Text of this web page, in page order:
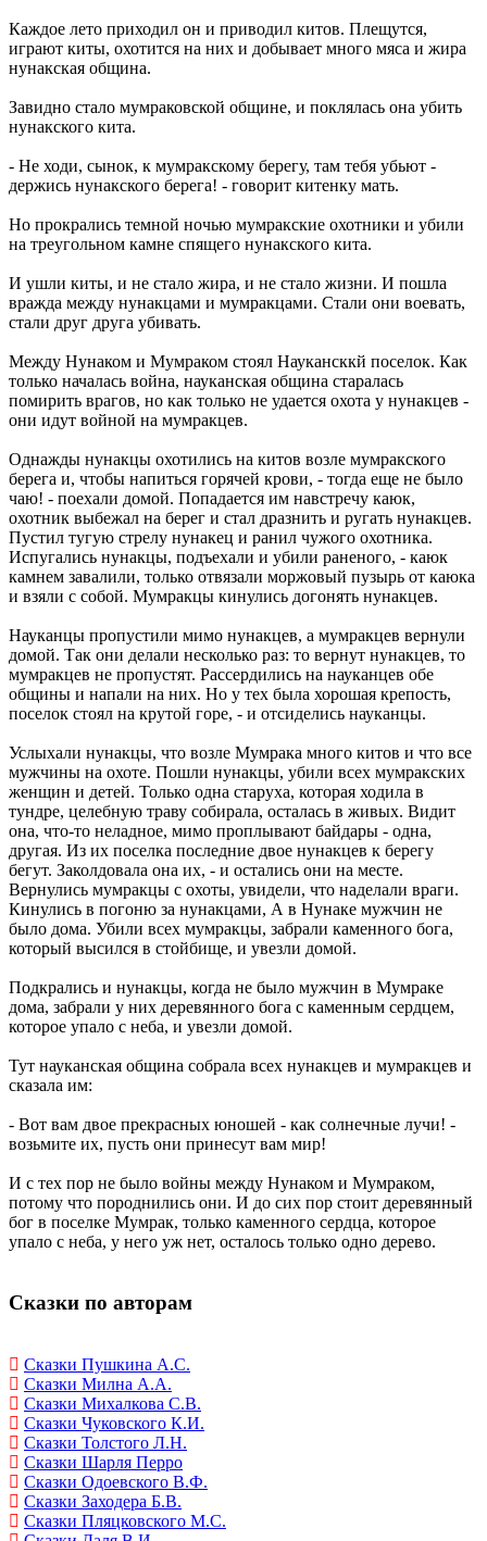
Каждое лето приходил он и приводил китов. Плещутся,
играют киты, охотится на них и добывает много мяса и жира
нунакская община.
Завидно стало мумраковской общине, и поклялась она убить
нунакского кита.
- Не ходи, сынок, к мумракскому берегу, там тебя убьют -
держись нунакского берега! - говорит китенку мать.
Но прокрались темной ночью мумракские охотники и убили
на треугольном камне спящего нунакского кита.
И ушли киты, и не стало жира, и не стало жизни. И пошла
вражда между нунакцами и мумракцами. Стали они воевать,
стали друг друга убивать.
Между Нунаком и Мумраком стоял Наукансккй поселок. Как
только началась война, науканская община старалась
помирить врагов, но как только не удается охота у нунакцев -
они идут войной на мумракцев.
Однажды нунакцы охотились на китов возле мумракского
берега и, чтобы напиться горячей крови, - тогда еще не было
чаю! - поехали домой. Попадается им навстречу каюк,
охотник выбежал на берег и стал дразнить и ругать нунакцев.
Пустил тугую стрелу нунакец и ранил чужого охотника.
Испугались нунакцы, подъехали и убили раненого, - каюк
камнем завалили, только отвязали моржовый пузырь от каюка
и взяли с собой. Мумракцы кинулись догонять нунакцев.
Науканцы пропустили мимо нунакцев, а мумракцев вернули
домой. Так они делали несколько раз: то вернут нунакцев, то
мумракцев не пропустят. Рассердились на науканцев обе
общины и напали на них. Но у тех была хорошая крепость,
поселок стоял на крутой горе, - и отсиделись науканцы.
Услыхали нунакцы, что возле Мумрака много китов и что все
мужчины на охоте. Пошли нунакцы, убили всех мумракских
женщин и детей. Только одна старуха, которая ходила в
тундре, целебную траву собирала, осталась в живых. Видит
она, что-то неладное, мимо проплывают байдары - одна,
другая. Из их поселка последние двое нунакцев к берегу
бегут. Заколдовала она их, - и остались они на месте.
Вернулись мумракцы с охоты, увидели, что наделали враги.
Кинулись в погоню за нунакцами, А в Нунаке мужчин не
было дома. Убили всех мумракцы, забрали каменного бога,
который высился в стойбище, и увезли домой.
Подкрались и нунакцы, когда не было мужчин в Мумраке
дома, забрали у них деревянного бога с каменным сердцем,
которое упало с неба, и увезли домой.
Тут науканская община собрала всех нунакцев и мумракцев и
сказала им:
- Вот вам двое прекрасных юношей - как солнечные лучи! -
возьмите их, пусть они принесут вам мир!
И с тех пор не было войны между Нунаком и Мумраком,
потому что породнились они. И до сих пор стоит деревянный
бог в поселке Мумрак, только каменного сердца, которое
упало с неба, у него уж нет, осталось только одно дерево.
Сказки по авторам
Сказки Пушкина А.С.
Сказки Милна А.А.
Сказки Михалкова С.В.
Сказки Чуковского К.И.
Сказки Толстого Л.Н.
Сказки Шарля Перро
Сказки Одоевского В.Ф.
Сказки Заходера Б.В.
Сказки Пляцковского М.С.